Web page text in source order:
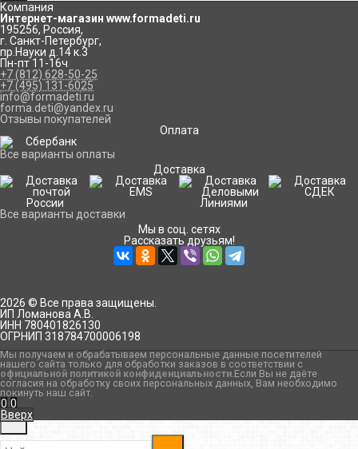
Компания
Интернет-магазин www.formadeti.ru
195256, Россия,
г. Санкт-Петербург,
пр.Науки д.14 к.3
Пн-пт 11-16ч
+7 (812) 628-50-25
+7 (495) 131-6025
info@formadeti.ru
forma.deti@yandex.ru
Отзывы покупателей
Оплата
Все варианты оплаты
Доставка
Все варианты доставки
Мы в соц. сетях
Рассказать друзьям!
2026 © Все права защищены.
ИП Ломанова А.В.
ИНН 780401826130
ОГРНИП 318784700006198
Мы получаем и обрабатываем персональные данные посетителей
нашего сайта только для обработки заказов в соответствии с
официальной политикой конфиденциальности.Если Вы не даёте
согласия на обработку своих персональных данных, Вам необходимо
покинуть наш сайт.
0 0
Вверх